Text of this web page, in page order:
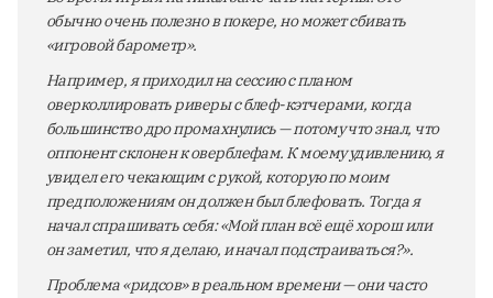
обычно очень полезно в покере, но может сбивать
«игровой барометр».
Например, я приходил на сессию с планом
оверколлировать риверы с блеф-кэтчерами, когда
большинство дро промахнулись — потому что знал, что
оппонент склонен к оверблефам. К моему удивлению, я
увидел его чекающим с рукой, которую по моим
предположениям он должен был блефовать. Тогда я
начал спрашивать себя: «Мой план всё ещё хорош или
он заметил, что я делаю, и начал подстраиваться?».
Проблема «ридсов» в реальном времени — они часто